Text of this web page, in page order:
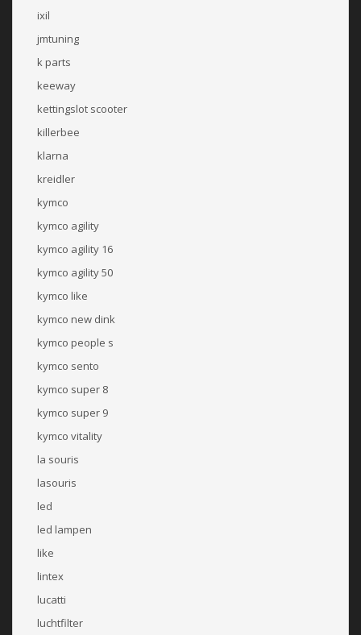
ixil
jmtuning
k parts
keeway
kettingslot scooter
killerbee
klarna
kreidler
kymco
kymco agility
kymco agility 16
kymco agility 50
kymco like
kymco new dink
kymco people s
kymco sento
kymco super 8
kymco super 9
kymco vitality
la souris
lasouris
led
led lampen
like
lintex
lucatti
luchtfilter